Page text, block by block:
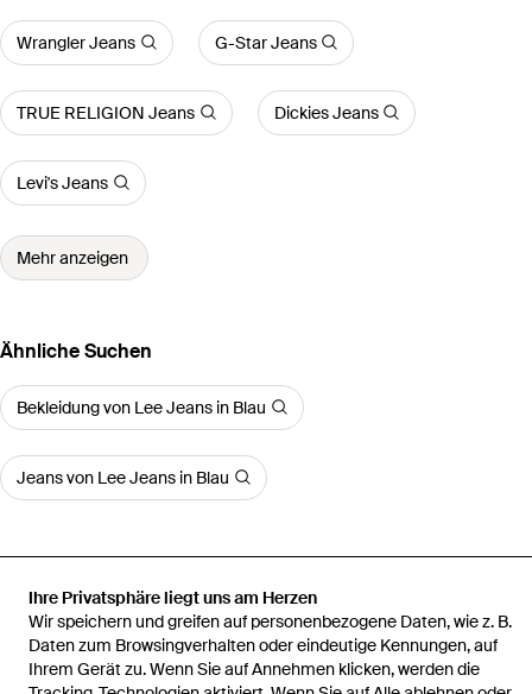
Ihre Privatsphäre liegt uns am Herzen
Wir speichern und greifen auf personenbezogene Daten, wie z. B.
Daten zum Browsingverhalten oder eindeutige Kennungen, auf
Ihrem Gerät zu. Wenn Sie auf Annehmen klicken, werden die
Wrangler Jeans G-Star Jeans
TRUE RELIGION Jeans Dickies Jeans
Levi's Jeans
Mehr anzeigen
Ähnliche Suchen
Bekleidung von Lee Jeans in Blau
Jeans von Lee Jeans in Blau
Startseite Herren Jeans Lee Jeans Jeans
Jeans Herren Stretch
Slim Tapered Fit Luke